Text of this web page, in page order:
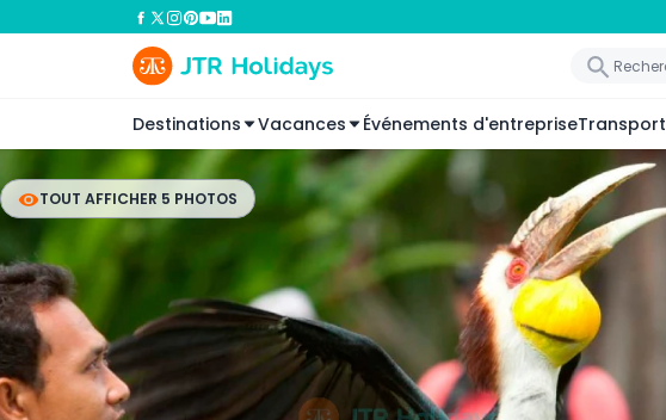
Destinations Vacances Événements d'entrepriseTransport
TOUT AFFICHER 5 PHOTOS